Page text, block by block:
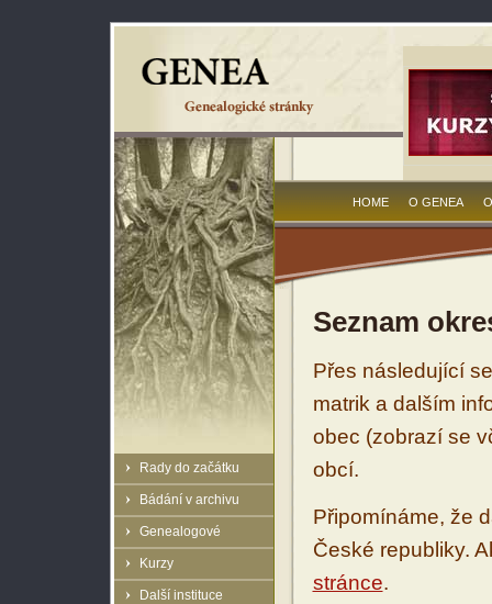
Rady do začátku
Bádání v archivu
Genealogové
Kurzy
Další instituce
HOME O GENEA
Seznam
Přes následující
matrik a dalším
obec (zobrazí se
obcí.
Připomínáme, že
České republiky.
stránce.